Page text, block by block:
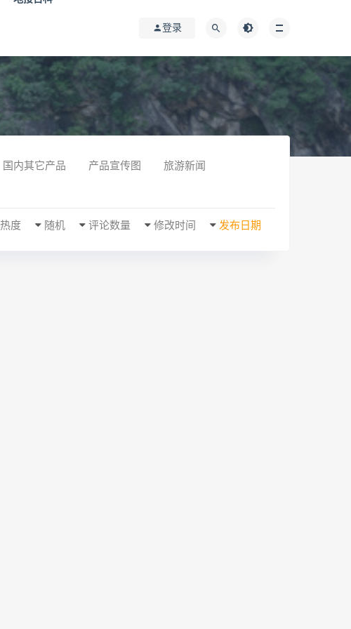
登录
国内其它产品 产品宣传图 旅游新闻
发布日期
修改时间
评论数量
随机
热度